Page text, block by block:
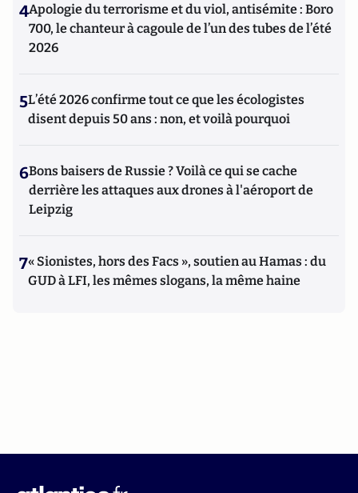
4Apologie du terrorisme et du viol, antisémite : Boro
700, le chanteur à cagoule de l’un des tubes de l’été
2026
5L’été 2026 confirme tout ce que les écologistes
disent depuis 50 ans : non, et voilà pourquoi
6Bons baisers de Russie ? Voilà ce qui se cache
derrière les attaques aux drones à l'aéroport de
Leipzig
7« Sionistes, hors des Facs », soutien au Hamas : du
GUD à LFI, les mêmes slogans, la même haine